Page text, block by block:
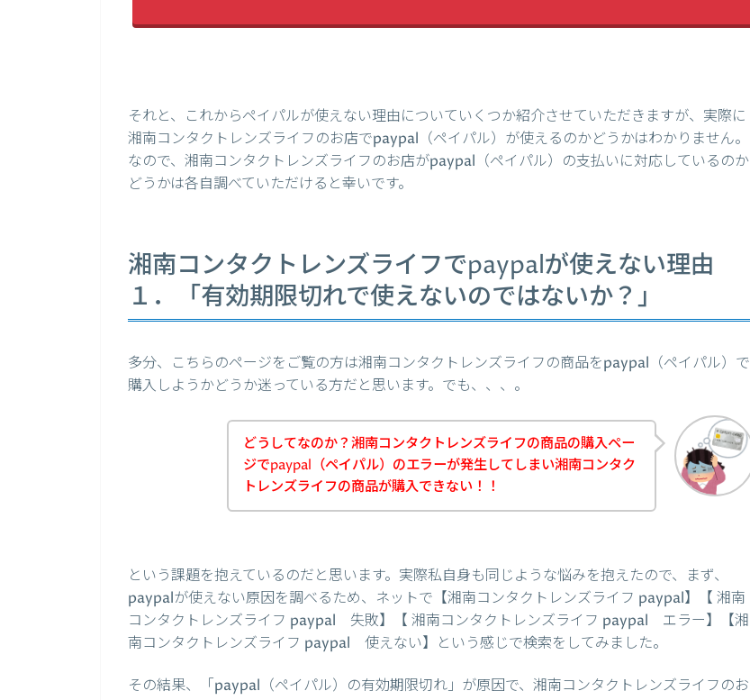
それと、これからペイパルが使えない理由についていくつか紹介させていただきますが、実際に
湘南コンタクトレンズライフのお店でpaypal（ペイパル）が使えるのかどうかはわかりません。
なので、湘南コンタクトレンズライフのお店がpaypal（ペイパル）の支払いに対応しているのか
どうかは各自調べていただけると幸いです。
湘南コンタクトレンズライフでpaypalが使えない理由
１．「有効期限切れで使えないのではないか？」
多分、こちらのページをご覧の方は湘南コンタクトレンズライフの商品をpaypal（ペイパル）で
購入しようかどうか迷っている方だと思います。でも、、、。
どうしてなのか？湘南コンタクトレンズライフの商品の購入ペー
ジでpaypal（ペイパル）のエラーが発生してしまい湘南コンタク
トレンズライフの商品が購入できない！！
という課題を抱えているのだと思います。実際私自身も同じような悩みを抱えたので、まず、
paypalが使えない原因を調べるため、ネットで【湘南コンタクトレンズライフ paypal】【 湘南
コンタクトレンズライフ paypal 失敗】【 湘南コンタクトレンズライフ paypal エラー】【湘
南コンタクトレンズライフ paypal 使えない】という感じで検索をしてみました。
その結果、「paypal（ペイパル）の有効期限切れ」が原因で、湘南コンタクトレンズライフのお